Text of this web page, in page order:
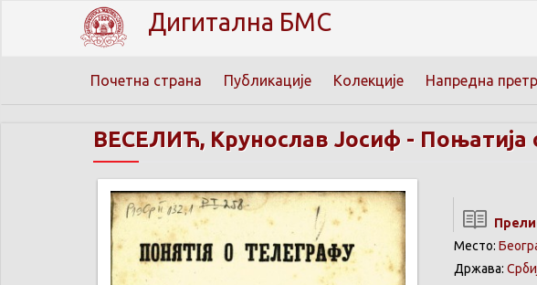
Дигитална БМС
Почетна страна Публикације Колекције Напредна
ВЕСЕЛИЋ, Крунослав Јосиф - Поњатија
Место:
Држава: